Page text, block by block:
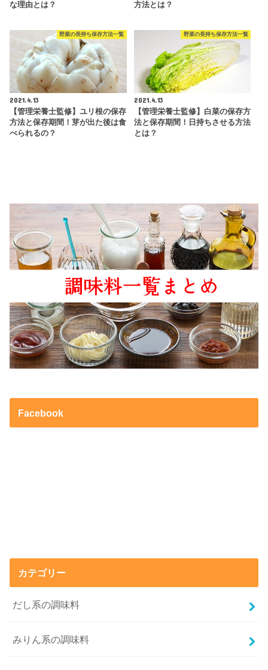
な理由とは？
方法とは？
野菜の長持ち保存方法一覧
2021.4.13
【管理栄養士監修】ユリ根の保存
方法と保存期間！芽が出た後は食
べられるの？
野菜の長持ち保存方法一覧
2021.4.13
【管理栄養士監修】白菜の保存方
法と保存期間！日持ちさせる方法
とは？
Facebook
カテゴリー
だし系の調味料
みりん系の調味料